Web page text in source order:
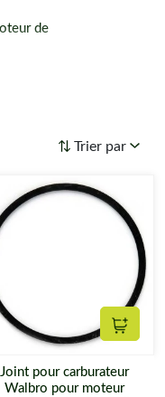
de
Trier par
Joint pour carburateur
Walbro pour moteur